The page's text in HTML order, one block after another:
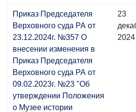
Приказ Председателя
Верховного суда РА от
23.12.2024г. №357 О
внесении изменения в
Приказ Председателя
Верховного суда РА от
09.02.2023г. №23 "Об
утверждении Положения
о Музее истории
23
2024